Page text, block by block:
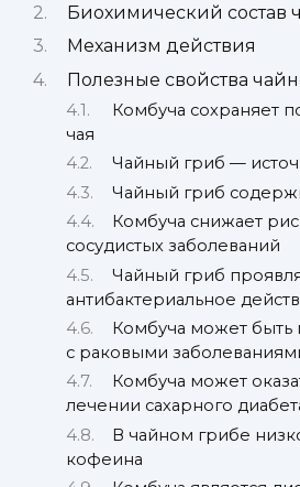
Биохимический состав
Механизм действия
Полезные свойства
Комбуча сохраняет
чая
Чайный гриб —
Чайный гриб
Комбуча снижает
сосудистых заболеваний
Чайный гриб
антибактериальное
Комбуча может быть
с раковыми
Комбуча может
лечении сахарного
В чайном грибе
кофеина